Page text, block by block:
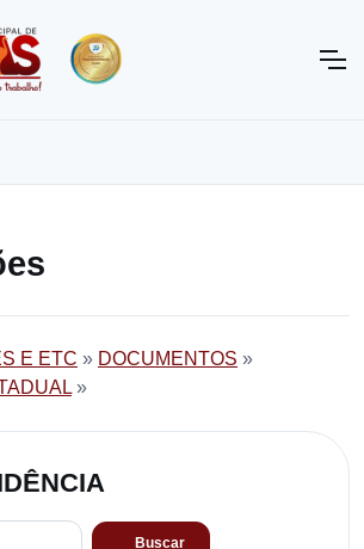
E ETC » DOCUMENTOS »
»
Buscar